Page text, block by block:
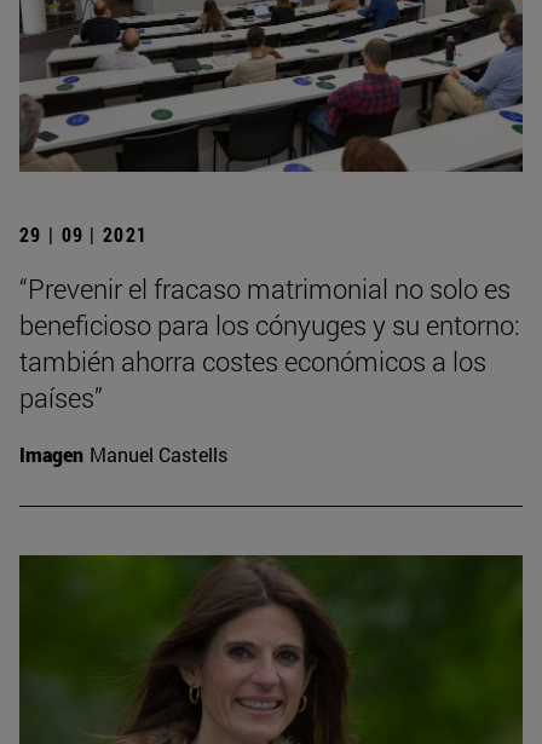
29 | 09 | 2021
“Prevenir el fracaso matrimonial no solo es
beneficioso para los cónyuges y su entorno:
también ahorra costes económicos a los
países”
Imagen Manuel Castells